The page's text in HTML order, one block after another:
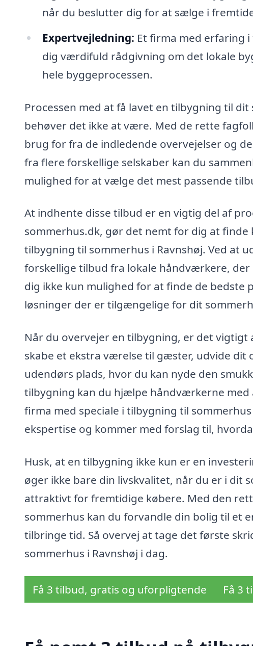
når du beslutter dig for at sælge i
Expertvejledning: Et firma med erfaring
dig værdifuld rådgivning om det lokale
hele byggeprocessen.
Processen med at få lavet en tilbygning til
behøver det ikke at være. Med de rette
brug for fra de indledende overvejelser og
fra flere forskellige selskaber kan du
mulighed for at vælge det mest passende
At indhente disse tilbud er en vigtig del af
sommerhus.dk, gør det nemt for dig at
tilbygning til sommerhus i Ravnshøj. Ved at
forskellige tilbud fra lokale håndværkere,
dig ikke kun mulighed for at finde de bedste
løsninger der er tilgængelige for dit
Når du overvejer en tilbygning, er det vigtigt
skabe et ekstra værelse til gæster, udvide dit
udendørs plads, hvor du kan nyde den
tilbygning kan du hjælpe håndværkerne med
firma med speciale i tilbygning til
ekspertise og kommer med forslag til,
Husk, at en tilbygning ikke kun er en
øger ikke bare din livskvalitet, når du er i dit
attraktivt for fremtidige købere. Med den
sommerhus kan du forvandle din bolig til et
tilbringe tid. Så overvej at tage det første
sommerhus i Ravnshøj i dag.
Få 3 tilbud, gratis og uforpligtende Få 3